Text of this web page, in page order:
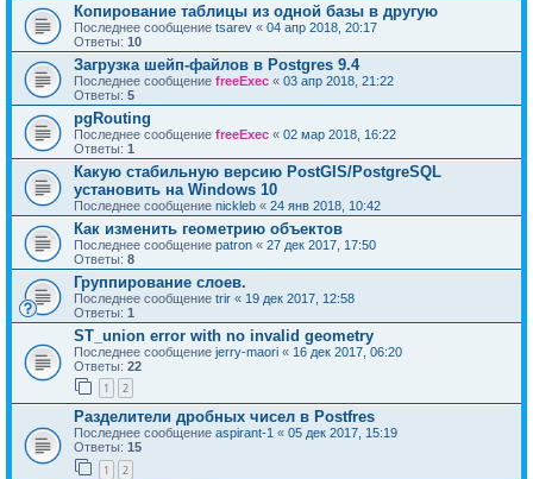
Копирование таблицы из одной базы в другую
Последнее сообщение tsarev « 04 апр 2018, 20:17
Ответы: 10
Загрузка шейп-файлов в Postgres 9.4
Последнее сообщение freeExec « 03 апр 2018, 21:22
Ответы: 5
pgRouting
Последнее сообщение freeExec « 02 мар 2018, 16:22
Ответы: 1
Какую стабильную версию PostGIS/PostgreSQL
установить на Windows 10
Последнее сообщение nickleb « 24 янв 2018, 10:42
Как изменить геометрию объектов
Последнее сообщение patron « 27 дек 2017, 17:50
Ответы: 8
Группирование слоев.
Последнее сообщение trir « 19 дек 2017, 12:58
Ответы: 1
ST_union error with no invalid geometry
Последнее сообщение jerry-maori « 16 дек 2017, 06:20
Ответы: 22
1 2
Разделители дробных чисел в Postfres
Последнее сообщение aspirant-1 « 05 дек 2017, 15:19
Ответы: 15
1 2